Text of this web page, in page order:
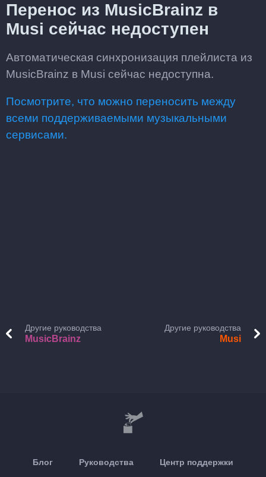
Перенос из MusicBrainz в
Musi сейчас недоступен
Автоматическая синхронизация плейлиста из
MusicBrainz в Musi сейчас недоступна.
Посмотрите, что можно переносить между
всеми поддерживаемыми музыкальными
сервисами.
Другие руководства
MusicBrainz
Другие руководства
Musi
Блог Руководства Центр поддержки